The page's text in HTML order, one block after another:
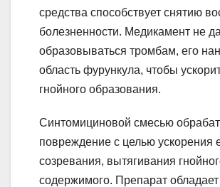
средства способствует снятию
болезненности. Медикамент не
образовываться тромбам, его
область фурункула, чтобы
гнойного образования.
Синтомициновой смесью
повреждение с целью ускорения
созревания, вытягивания
содержимого. Препарат обладает